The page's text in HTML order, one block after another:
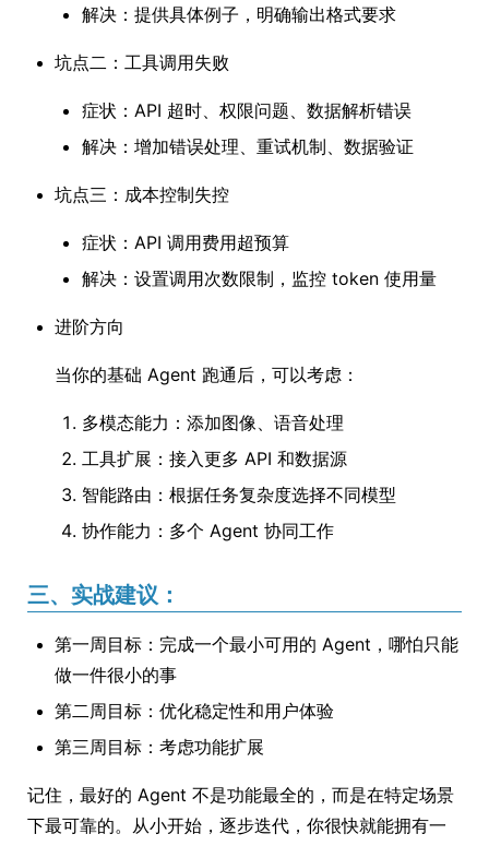
解决：提供具体例子，明确输出格式要求
坑点二：工具调用失败
症状：API 超时、权限问题、数据解析错误
解决：增加错误处理、重试机制、数据验证
坑点三：成本控制失控
症状：API 调用费用超预算
解决：设置调用次数限制，监控 token 使用量
进阶方向
当你的基础 Agent 跑通后，可以考虑：
多模态能力：添加图像、语音处理
工具扩展：接入更多 API 和数据源
智能路由：根据任务复杂度选择不同模型
协作能力：多个 Agent 协同工作
三、实战建议：
第一周目标：完成一个最小可用的 Agent，哪怕只能
做一件很小的事
第二周目标：优化稳定性和用户体验
第三周目标：考虑功能扩展
记住，最好的 Agent 不是功能最全的，而是在特定场景
下最可靠的。从小开始，逐步迭代，你很快就能拥有一